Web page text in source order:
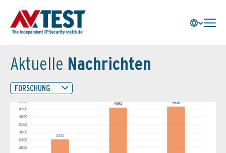
Aktuelle Nachrichten
FORSCHUNG